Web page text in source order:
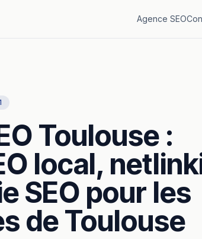
Agence SEO
Toulouse :
local,
SEO pour les
deToulouse